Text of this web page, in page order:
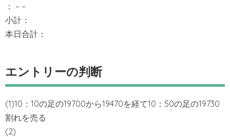
： – –
小計：
本日合計：
エントリーの判断
(1)10：10の足の19700から19470を経て10：50の足の19730
割れを売る
(2)